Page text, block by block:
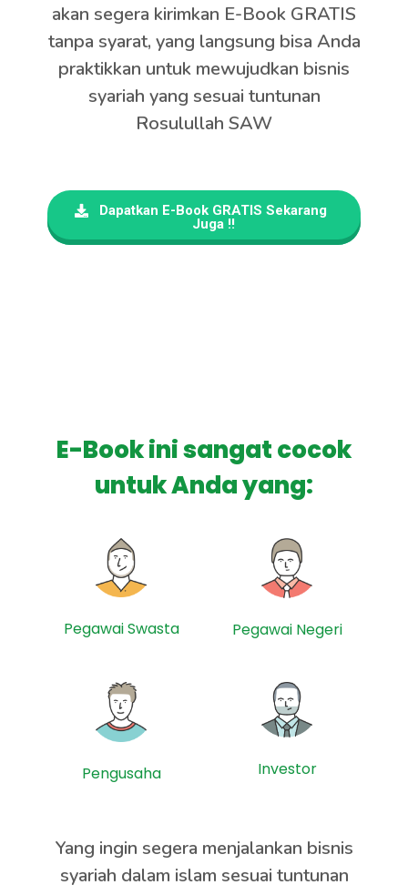
akan segera kirimkan E-Book GRATIS
tanpa syarat, yang langsung bisa Anda
praktikkan untuk mewujudkan bisnis
syariah yang sesuai tuntunan
Rosulullah SAW
Dapatkan E-Book GRATIS Sekarang
Juga !!
E-Book ini sangat cocok
untuk Anda yang:
Pegawai Swasta Pegawai Negeri
Pengusaha Investor
Yang ingin segera menjalankan bisnis
syariah dalam islam sesuai tuntunan